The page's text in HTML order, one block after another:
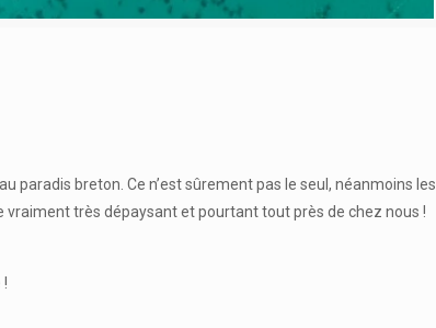
paradis breton. Ce n’est sûrement pas le seul, néanmoins les
vraiment très dépaysant et pourtant tout près de chez nous !